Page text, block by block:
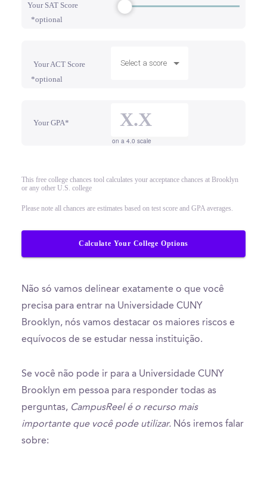
Your SAT Score
*optional
Your ACT Score
*optional
Select a score
Your GPA*
on a 4.0 scale
This free college chances tool calculates your acceptance chances at Brooklyn
or any other U.S. college
Please note all chances are estimates based on test score and GPA averages.
Calculate Your College Options
Não só vamos delinear exatamente o que você
precisa para entrar na Universidade CUNY
Brooklyn, nós vamos destacar os maiores riscos e
equívocos de se estudar nessa instituição.
Se você não pode ir para a Universidade CUNY
Brooklyn em pessoa para responder todas as
perguntas, CampusReel é o recurso mais
importante que você pode utilizar. Nós iremos falar
sobre: